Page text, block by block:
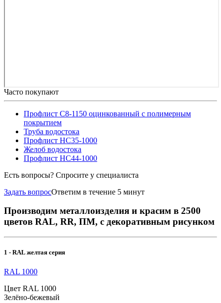
Часто покупают
Профлист С8-1150 оцинкованный с полимерным
покрытием
Труба водостока
Профлист НС35-1000
Желоб водостока
Профлист НС44-1000
Есть вопросы? Спросите у специалиста
Задать вопросОтветим в течение 5 минут
Производим металлоизделия и красим в 2500
цветов RAL, RR, ПМ, с декоративным рисунком
1 - RAL желтая серия
RAL 1000
Цвет RAL 1000
Зелёно-бежевый